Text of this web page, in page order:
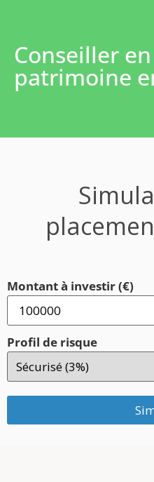
Conseiller
patrimoine
Montant à investir (€)
Profil de risque